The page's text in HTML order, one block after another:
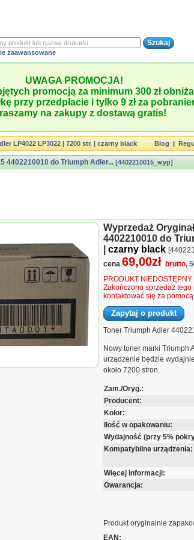
zaawansowane
UWAGA PROMOCJA!
promocją za minimum 300 zł
przy przedpłacie i tylko 9 zł za
na zakupy z dostawą gratis!
LP4022 LP3022 | 7200 str. | czarny black Blog|
4402210010 do Triumph Adler... [4402210015_wyp]
Wyprzedaż
4402210010 do
czarny black
cena 69,00zł brutto,
PRODUKT NIEDOSTĘPNY.
Zakończono sprzedaż
kontaktować się za
Zapytaj o produkt
Toner Triumph Adler
Nowy toner marki Triumph
urządzenie będzie
około 7200 stron.
Zam./Oryg.:
Producent:
Kolor:
Ilość w opakowaniu:
Wydajność (przy 5%
Kompatybilne urządzenia:
Więcej informacji:
Gwarancja:
Produkt oryginalnie
EAN: